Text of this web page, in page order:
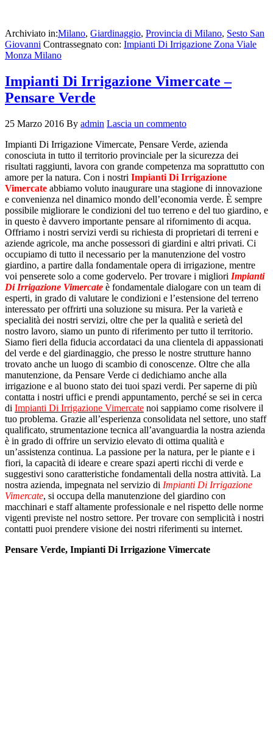
Archiviato in:Milano, Giardinaggio, Provincia di Milano, Sesto San
Giovanni Contrassegnato con: Impianti Di Irrigazione Zona Viale
Monza Milano
Impianti Di Irrigazione Vimercate –
Pensare Verde
25 Marzo 2016 By admin Lascia un commento
Impianti Di Irrigazione Vimercate, Pensare Verde, azienda
conosciuta in tutto il territorio provinciale per la sicurezza dei
risultati raggiunti, lavora con grande competenza ma soprattutto con
amore per la natura. Con i nostri Impianti Di Irrigazione
Vimercate abbiamo voluto inaugurare una stagione di innovazione
e convenienza nel dinamico mondo dell’economia verde. È sempre
possibile migliorare le condizioni del tuo terreno e del tuo giardino, e
in questo è davvero importante pensare al rifornimento di acqua.
Offriamo i nostri servizi verdi su richiesta di proprietari di terreni e
aziende agricole, ma anche possessori di giardini e altri privati. Ci
occupiamo di tutto il necessario per la manutenzione del vostro
giardino, a partire dalla fondamentale opera di irrigazione, mentre
voi penserete solo a come godervelo. Per trovare i migliori Impianti
Di Irrigazione Vimercate è fondamentale dialogare con un team di
esperti, in grado di valutare le condizioni e l’estensione del terreno
interessato per offrirti una soluzione su misura. Per la varietà e
specialità dei nostri servizi, oltre che per la qualità e serietà del
nostro lavoro, siamo un punto di riferimento per tutto il territorio.
Siamo fieri della fiducia accordataci da una clientela di appassionati
del verde e del giardinaggio, che presso le nostre strutture hanno
trovato anche un luogo di scambio di conoscenze. Oltre che alla
manutenzione, da Pensare Verde ci dedichiamo anche alla
irrigazione e al buono stato dei tuoi spazi verdi. Per saperne di più
contatta i nostri uffici e prendi appuntamento, perché se sei in cerca
di Impianti Di Irrigazione Vimercate noi sappiamo come risolvere il
tuo problema. Grazie all’esperienza consolidata nel settore, uno staff
qualificato, strumentazione tecnica all’avanguardia la nostra azienda
è in grado di offrire un servizio elevato di ottima qualità e
un’assistenza continua. La passione per la natura, per le piante e i
fiori, la capacità di ideare e creare spazi aperti ricchi di verde e
suggestivi sono caratteristiche fondamentali della nostra attività. La
nostra azienda, impegnata nel servizio di Impianti Di Irrigazione
Vimercate, si occupa della manutenzione del giardino con
macchinari e staff altamente professionale e nel rispetto delle norme
vigenti previste nel nostro settore. Per trovare con semplicità i nostri
contatti puoi prendere visione dei nostri riferimenti su internet.
Pensare Verde, Impianti Di Irrigazione Vimercate